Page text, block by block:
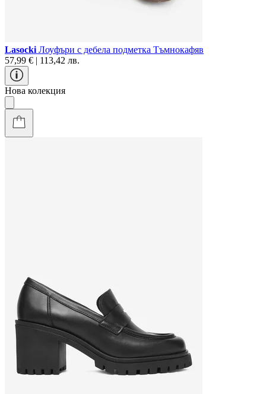
Lasocki Лоуфъри с дебела подметка Тъмнокафяв
57,99 € | 113,42 лв.
Нова колекция